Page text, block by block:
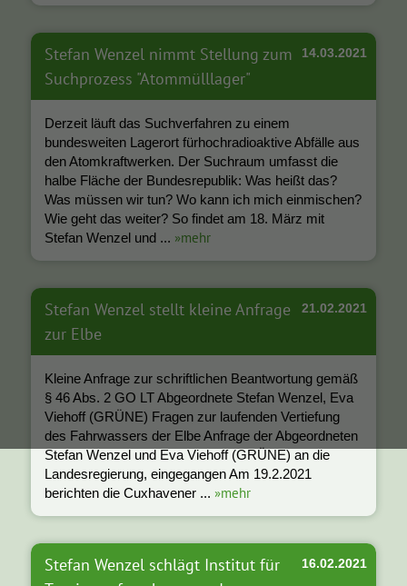
14.03.2021
Stefan Wenzel nimmt Stellung zum
Suchprozess "Atommülllager"
Derzeit läuft das Suchverfahren zu einem
bundesweiten Lagerort fürhochradioaktive Abfälle aus
den Atomkraftwerken. Der Suchraum umfasst die
halbe Fläche der Bundesrepublik: Was heißt das?
Was müssen wir tun? Wo kann ich mich einmischen?
Wie geht das weiter? So findet am 18. März mit
Stefan Wenzel und ... »mehr
21.02.2021
Stefan Wenzel stellt kleine Anfrage
zur Elbe
Kleine Anfrage zur schriftlichen Beantwortung gemäß
§ 46 Abs. 2 GO LT Abgeordnete Stefan Wenzel, Eva
Viehoff (GRÜNE) Fragen zur laufenden Vertiefung
des Fahrwassers der Elbe Anfrage der Abgeordneten
Stefan Wenzel und Eva Viehoff (GRÜNE) an die
Landesregierung, eingegangen Am 19.2.2021
berichten die Cuxhavener ...»mehr
16.02.2021
Stefan Wenzel schlägt Institut für